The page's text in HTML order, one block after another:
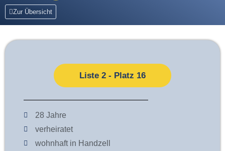
Zur Übersicht
Liste 2 - Platz 16
28 Jahre
verheiratet
wohnhaft in Handzell